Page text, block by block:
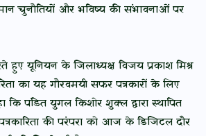
चुनौतियों और भविष्य की संभावनाओं पर
हुए यूनियन के जिलाध्यक्ष विजय प्रकाश मिश्र
का यह गौरवमयी सफर पत्रकारों के लिए
कि पंडित युगल किशोर शुक्ल द्वारा स्थापित
की परंपरा को आज के डिजिटल दौर